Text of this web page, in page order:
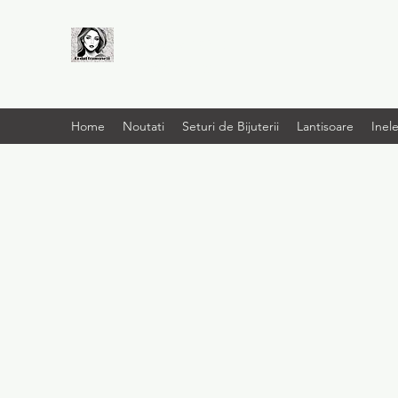
Home Noutati Seturi de Bijuterii Lantisoare Inele